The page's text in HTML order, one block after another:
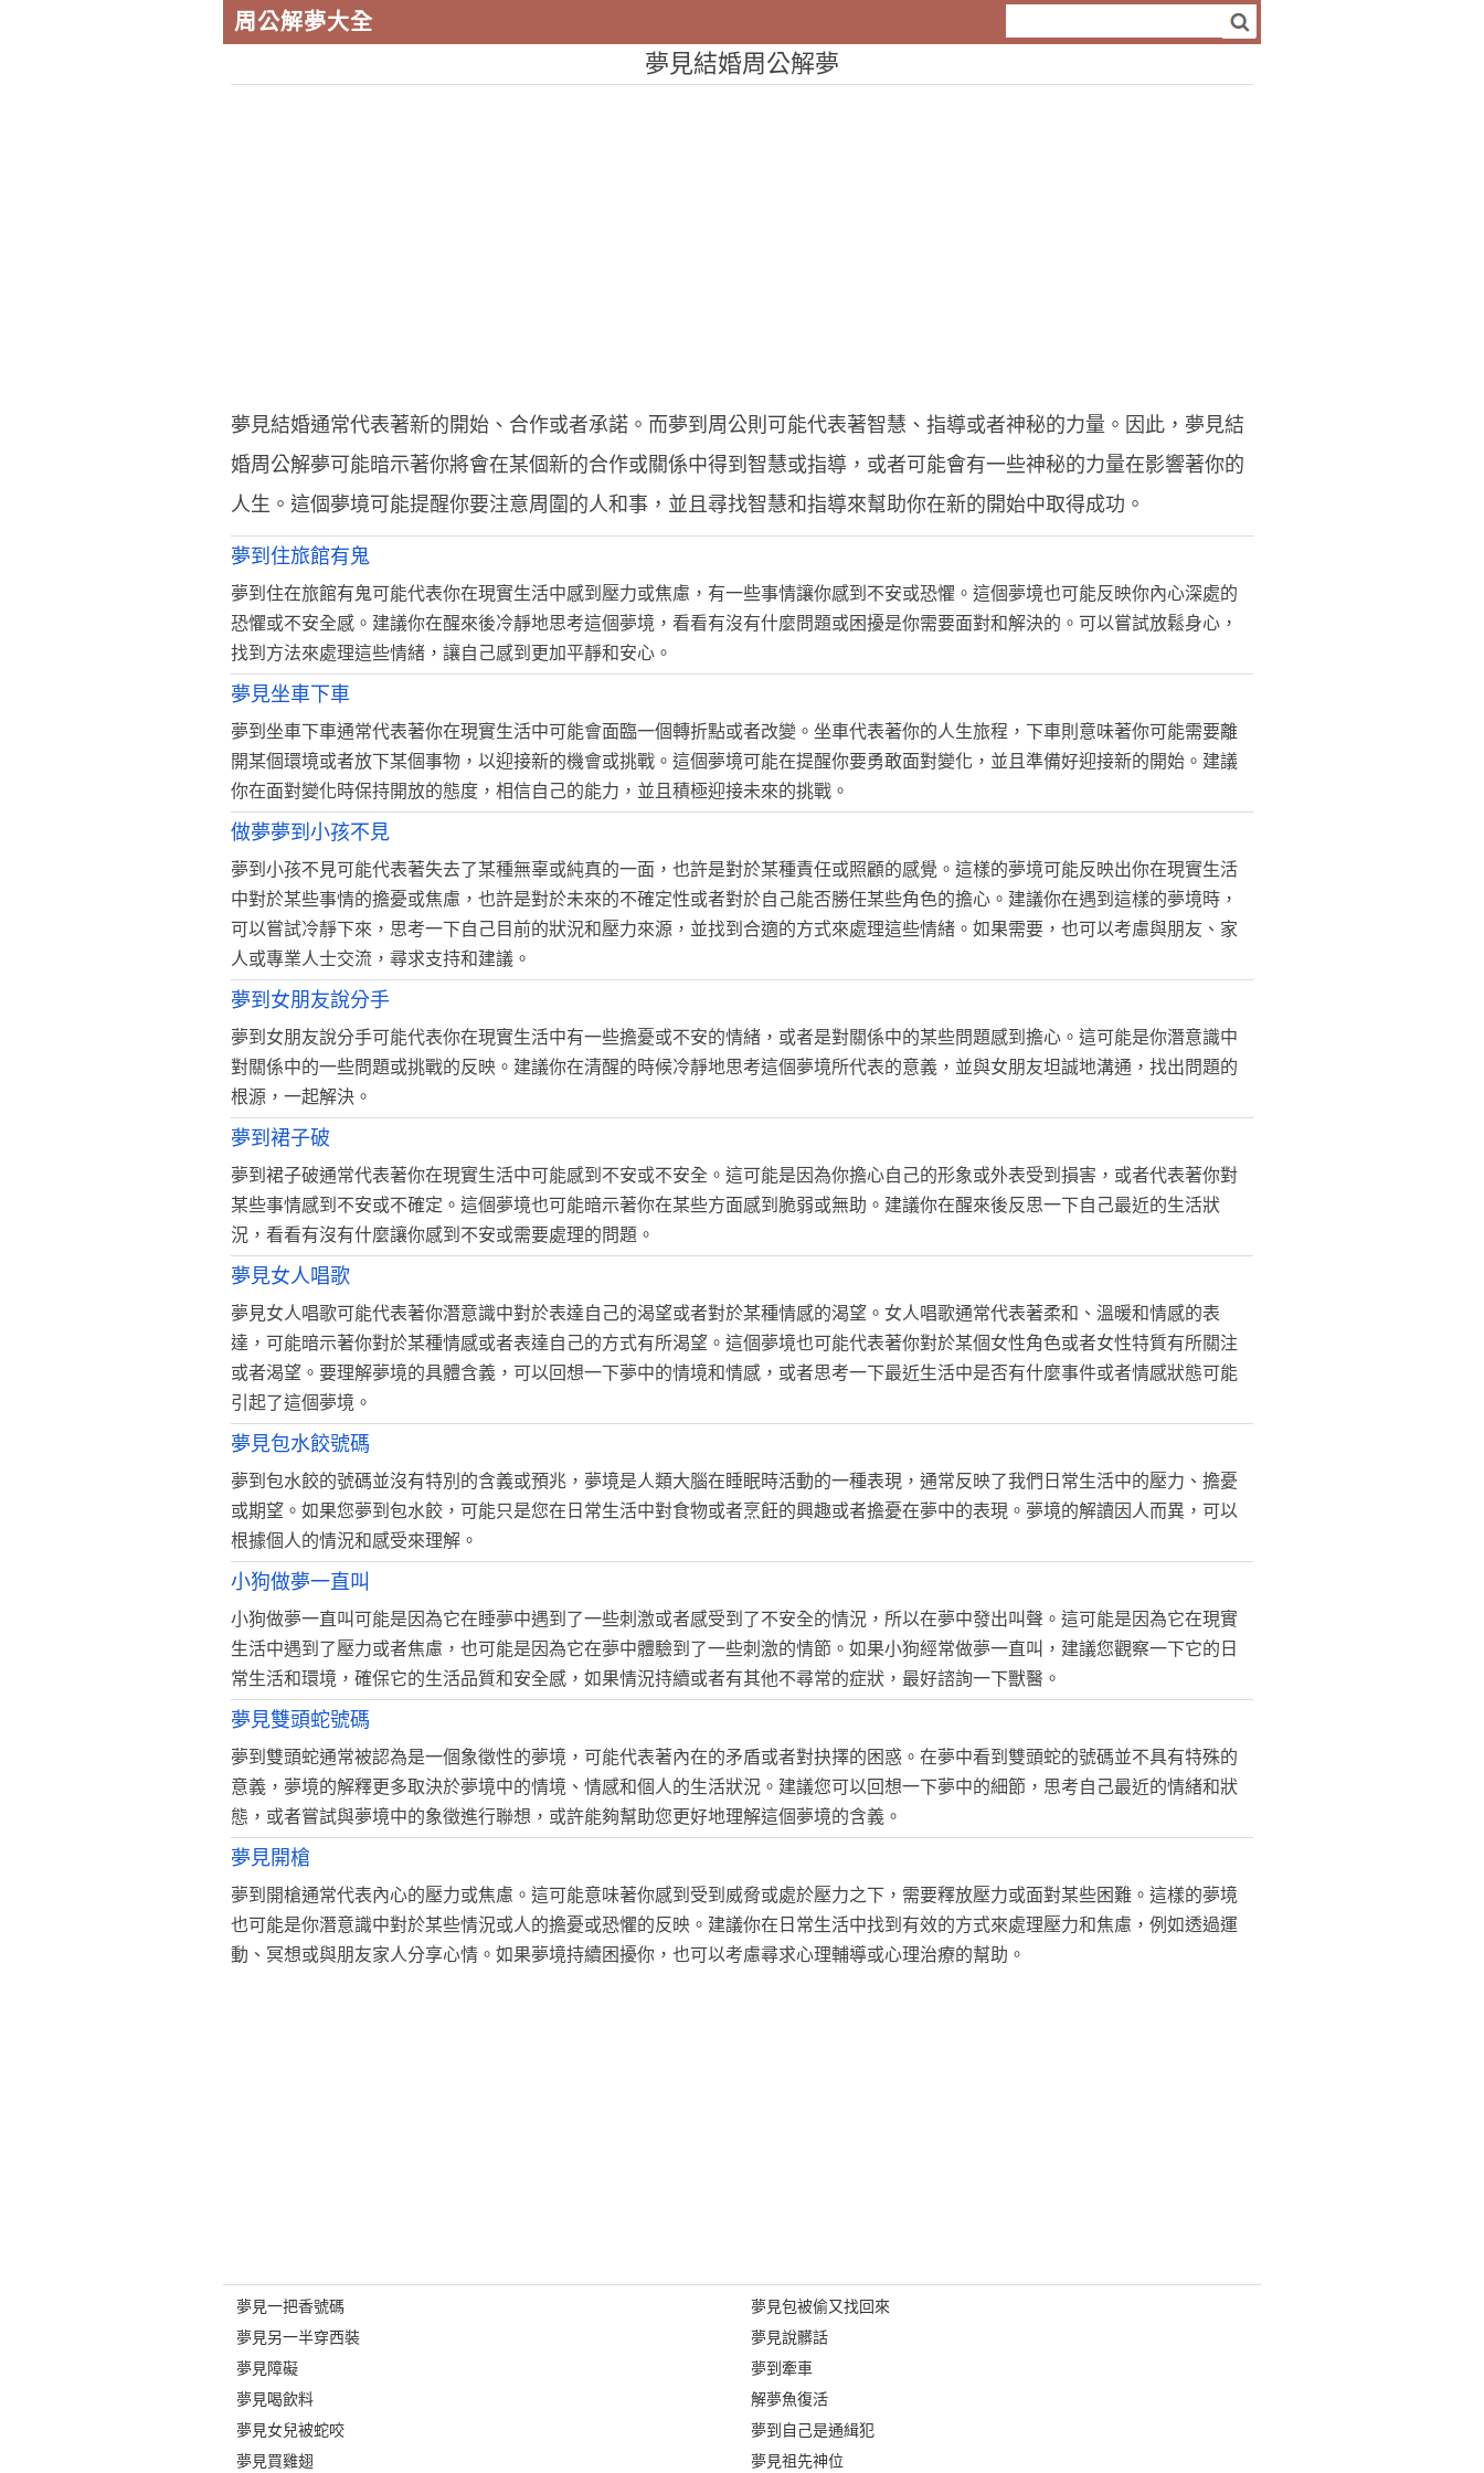
周公解夢大全
夢見結婚周公解夢
夢見結婚通常代表著新的開始、合作或者承諾。而夢到周公則可能代表著智慧、指導或者神秘的力量。因此，夢見結
婚周公解夢可能暗示著你將會在某個新的合作或關係中得到智慧或指導，或者可能會有一些神秘的力量在影響著你的
人生。這個夢境可能提醒你要注意周圍的人和事，並且尋找智慧和指導來幫助你在新的開始中取得成功。
夢到住旅館有鬼
夢到住在旅館有鬼可能代表你在現實生活中感到壓力或焦慮，有一些事情讓你感到不安或恐懼。這個夢境也可能反映你內心深處的
恐懼或不安全感。建議你在醒來後冷靜地思考這個夢境，看看有沒有什麼問題或困擾是你需要面對和解決的。可以嘗試放鬆身心，
找到方法來處理這些情緒，讓自己感到更加平靜和安心。
夢見坐車下車
夢到坐車下車通常代表著你在現實生活中可能會面臨一個轉折點或者改變。坐車代表著你的人生旅程，下車則意味著你可能需要離
開某個環境或者放下某個事物，以迎接新的機會或挑戰。這個夢境可能在提醒你要勇敢面對變化，並且準備好迎接新的開始。建議
你在面對變化時保持開放的態度，相信自己的能力，並且積極迎接未來的挑戰。
做夢夢到小孩不見
夢到小孩不見可能代表著失去了某種無辜或純真的一面，也許是對於某種責任或照顧的感覺。這樣的夢境可能反映出你在現實生活
中對於某些事情的擔憂或焦慮，也許是對於未來的不確定性或者對於自己能否勝任某些角色的擔心。建議你在遇到這樣的夢境時，
可以嘗試冷靜下來，思考一下自己目前的狀況和壓力來源，並找到合適的方式來處理這些情緒。如果需要，也可以考慮與朋友、家
人或專業人士交流，尋求支持和建議。
夢到女朋友說分手
夢到女朋友說分手可能代表你在現實生活中有一些擔憂或不安的情緒，或者是對關係中的某些問題感到擔心。這可能是你潛意識中
對關係中的一些問題或挑戰的反映。建議你在清醒的時候冷靜地思考這個夢境所代表的意義，並與女朋友坦誠地溝通，找出問題的
根源，一起解決。
夢到裙子破
夢到裙子破通常代表著你在現實生活中可能感到不安或不安全。這可能是因為你擔心自己的形象或外表受到損害，或者代表著你對
某些事情感到不安或不確定。這個夢境也可能暗示著你在某些方面感到脆弱或無助。建議你在醒來後反思一下自己最近的生活狀
況，看看有沒有什麼讓你感到不安或需要處理的問題。
夢見女人唱歌
夢見女人唱歌可能代表著你潛意識中對於表達自己的渴望或者對於某種情感的渴望。女人唱歌通常代表著柔和、溫暖和情感的表
達，可能暗示著你對於某種情感或者表達自己的方式有所渴望。這個夢境也可能代表著你對於某個女性角色或者女性特質有所關注
或者渴望。要理解夢境的具體含義，可以回想一下夢中的情境和情感，或者思考一下最近生活中是否有什麼事件或者情感狀態可能
引起了這個夢境。
夢見包水餃號碼
夢到包水餃的號碼並沒有特別的含義或預兆，夢境是人類大腦在睡眠時活動的一種表現，通常反映了我們日常生活中的壓力、擔憂
或期望。如果您夢到包水餃，可能只是您在日常生活中對食物或者烹飪的興趣或者擔憂在夢中的表現。夢境的解讀因人而異，可以
根據個人的情況和感受來理解。
小狗做夢一直叫
小狗做夢一直叫可能是因為它在睡夢中遇到了一些刺激或者感受到了不安全的情況，所以在夢中發出叫聲。這可能是因為它在現實
生活中遇到了壓力或者焦慮，也可能是因為它在夢中體驗到了一些刺激的情節。如果小狗經常做夢一直叫，建議您觀察一下它的日
常生活和環境，確保它的生活品質和安全感，如果情況持續或者有其他不尋常的症狀，最好諮詢一下獸醫。
夢見雙頭蛇號碼
夢到雙頭蛇通常被認為是一個象徵性的夢境，可能代表著內在的矛盾或者對抉擇的困惑。在夢中看到雙頭蛇的號碼並不具有特殊的
意義，夢境的解釋更多取決於夢境中的情境、情感和個人的生活狀況。建議您可以回想一下夢中的細節，思考自己最近的情緒和狀
態，或者嘗試與夢境中的象徵進行聯想，或許能夠幫助您更好地理解這個夢境的含義。
夢見開槍
夢到開槍通常代表內心的壓力或焦慮。這可能意味著你感到受到威脅或處於壓力之下，需要釋放壓力或面對某些困難。這樣的夢境
也可能是你潛意識中對於某些情況或人的擔憂或恐懼的反映。建議你在日常生活中找到有效的方式來處理壓力和焦慮，例如透過運
動、冥想或與朋友家人分享心情。如果夢境持續困擾你，也可以考慮尋求心理輔導或心理治療的幫助。
夢見一把香號碼
夢見另一半穿西裝
夢見障礙
夢見喝飲料
夢見女兒被蛇咬
夢見買雞翅
夢見包被偷又找回來
夢見說髒話
夢到牽車
解夢魚復活
夢到自己是通緝犯
夢見祖先神位